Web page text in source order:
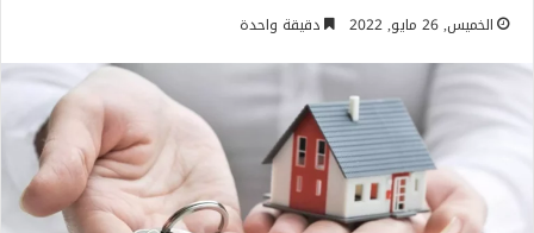
الخميس, 26 مايو, 2022 دقيقة واحدة